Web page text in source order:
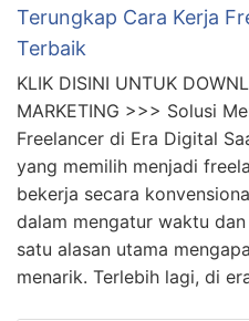
Terungkap Cara Kerja
Terbaik
KLIK DISINI UNTUK
MARKETING >>> Solusi
Freelancer di Era Digital
yang memilih menjadi
bekerja secara
dalam mengatur waktu
satu alasan utama
menarik. Terlebih lagi, di